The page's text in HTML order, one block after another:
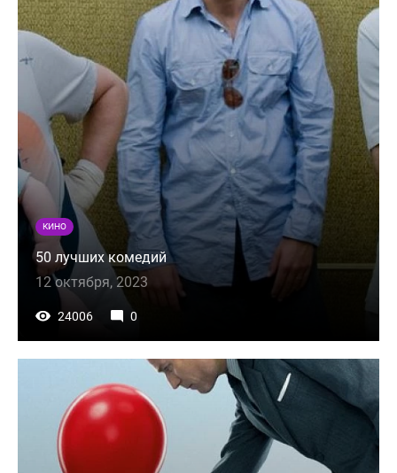
КИНО
50 лучших комедий
12 октября, 2023
24006 0